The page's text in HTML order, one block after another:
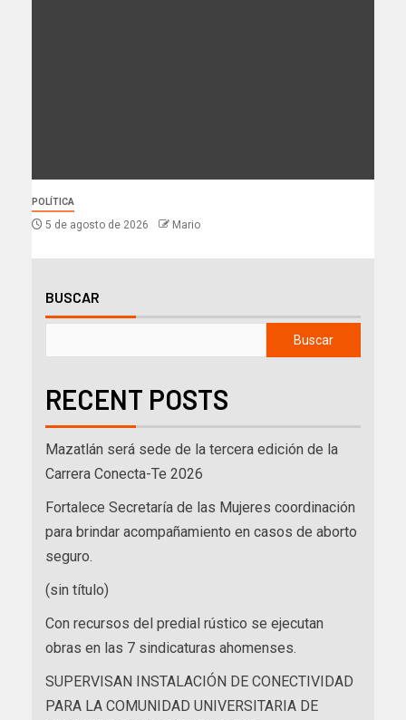
POLÍTICA
5 de agosto de 2026 Mario
BUSCAR
Buscar
RECENT POSTS
Mazatlán será sede de la tercera edición de la
Carrera Conecta-Te 2026
Fortalece Secretaría de las Mujeres coordinación
para brindar acompañamiento en casos de aborto
seguro.
(sin título)
Con recursos del predial rústico se ejecutan
obras en las 7 sindicaturas ahomenses.
SUPERVISAN INSTALACIÓN DE CONECTIVIDAD
PARA LA COMUNIDAD UNIVERSITARIA DE